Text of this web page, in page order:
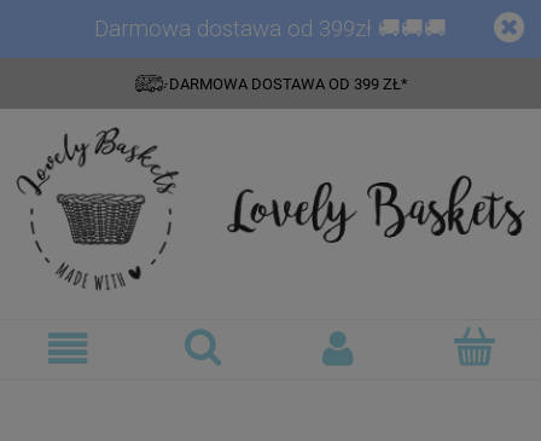
Darmowa dostawa od 399zł 🚚🚚🚚
DARMOWA DOSTAWA OD 399 ZŁ*